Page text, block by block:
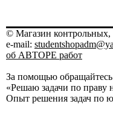
© Магазин контрольных,
e-mail:
об АВТОРЕ работ
За помощью
«Решаю задачи по праву
Опыт решения задач по